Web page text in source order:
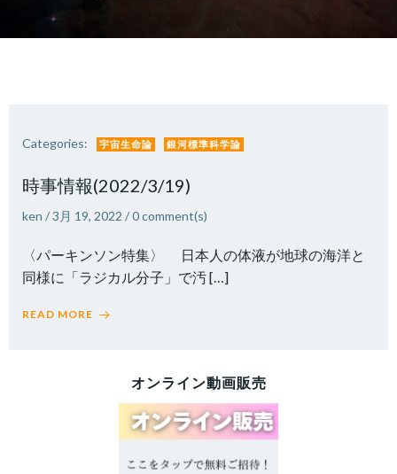
Categories: 宇宙生命論 銀河標準科学論
時事情報(2022/3/19)
ken /3月 19, 2022 /0comment(s)
〈パーキンソン特集〉 日本人の体液が地球の海洋と
同様に「ラジカル分子」で汚 […]
READ MORE
オンライン動画販売